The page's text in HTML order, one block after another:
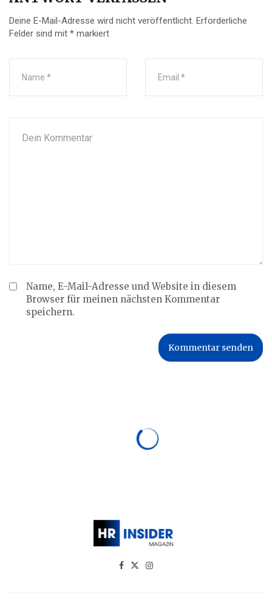
Deine E-Mail-Adresse wird nicht veröffentlicht. Erforderliche
Felder sind mit * markiert
Name, E-Mail-Adresse und Website in diesem
Browser für meinen nächsten Kommentar
speichern.